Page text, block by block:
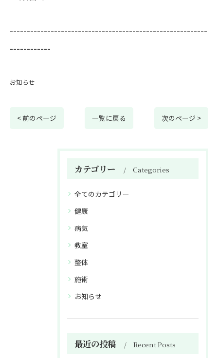
----------------------------------------------------------
------------
お知らせ
< 前のページ 一覧に戻る 次のページ >
カテゴリー Categories
全てのカテゴリー
健康
病気
教室
整体
施術
お知らせ
最近の投稿 Recent Posts